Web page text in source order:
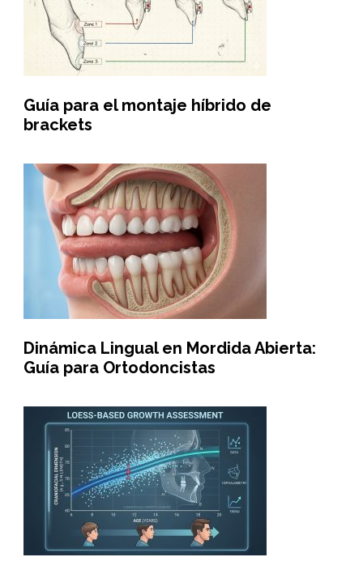
Guía para el montaje híbrido de
brackets
Dinámica Lingual en Mordida Abierta:
Guía para Ortodoncistas